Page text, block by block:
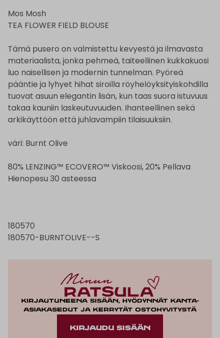
Mos Mosh
TEA FLOWER FIELD BLOUSE
Tämä pusero on valmistettu kevyestä ja ilmavasta
materiaalista, jonka pehmeä, taiteellinen kukkakuosi
luo naisellisen ja modernin tunnelman. Pyöreä
pääntie ja lyhyet hihat siroilla röyhelöyksityiskohdilla
tuovat asuun elegantin lisän, kun taas suora istuvuus
takaa kauniin laskeutuvuuden. Ihanteellinen sekä
arkikäyttöön että juhlavampiin tilaisuuksiin.
väri: Burnt Olive
80% LENZING™ ECOVERO™ Viskoosi, 20% Pellava
Hienopesu 30 asteessa
180570
180570-BURNTOLIVE--S
Kirjautuneena sisään, hyödynnät kanta-
asiakasedut ja kerrytät ostohyvitystä
KIRJAUDU SISÄÄN